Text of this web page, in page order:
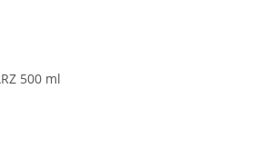
500 ml